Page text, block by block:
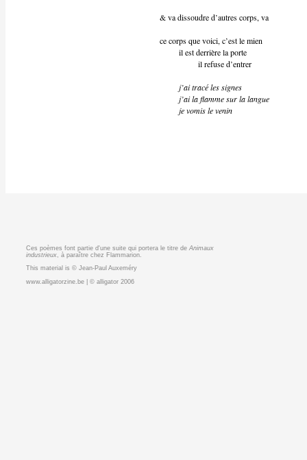
& va dissoudre d’autres corps, va
ce corps que voici, c’est le mien
il est derrière la porte
il refuse d’entrer
j’ai tracé les signes
j’ai la flamme sur la langue
je vomis le venin
Ces poèmes font partie d'une suite qui portera le titre de Animaux
industrieux, à paraître chez Flammarion.
This material is © Jean-Paul Auxeméry
www.alligatorzine.be | © alligator 2006